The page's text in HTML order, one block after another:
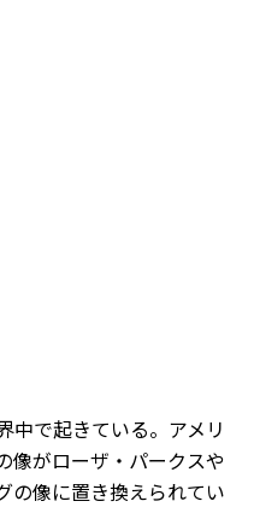
で起きている。アメリ
像がローザ・パークスや
の像に置き換えられてい